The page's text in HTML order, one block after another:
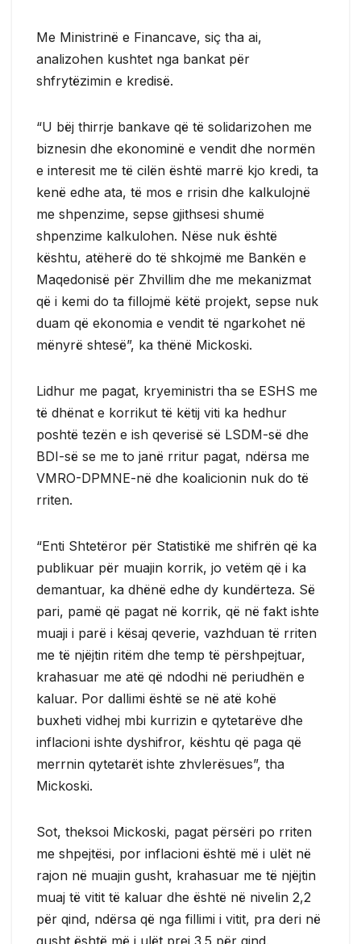
Me Ministrinë e Financave, siç tha ai,
analizohen kushtet nga bankat për
shfrytëzimin e kredisë.
“U bëj thirrje bankave që të solidarizohen me
biznesin dhe ekonominë e vendit dhe normën
e interesit me të cilën është marrë kjo kredi, ta
kenë edhe ata, të mos e rrisin dhe kalkulojnë
me shpenzime, sepse gjithsesi shumë
shpenzime kalkulohen. Nëse nuk është
kështu, atëherë do të shkojmë me Bankën e
Maqedonisë për Zhvillim dhe me mekanizmat
që i kemi do ta fillojmë këtë projekt, sepse nuk
duam që ekonomia e vendit të ngarkohet në
mënyrë shtesë”, ka thënë Mickoski.
Lidhur me pagat, kryeministri tha se ESHS me
të dhënat e korrikut të këtij viti ka hedhur
poshtë tezën e ish qeverisë së LSDM-së dhe
BDI-së se me to janë rritur pagat, ndërsa me
VMRO-DPMNE-në dhe koalicionin nuk do të
rriten.
“Enti Shtetëror për Statistikë me shifrën që ka
publikuar për muajin korrik, jo vetëm që i ka
demantuar, ka dhënë edhe dy kundërteza. Së
pari, pamë që pagat në korrik, që në fakt ishte
muaji i parë i kësaj qeverie, vazhduan të rriten
me të njëjtin ritëm dhe temp të përshpejtuar,
krahasuar me atë që ndodhi në periudhën e
kaluar. Por dallimi është se në atë kohë
buxheti vidhej mbi kurrizin e qytetarëve dhe
inflacioni ishte dyshifror, kështu që paga që
merrnin qytetarët ishte zhvlerësues”, tha
Mickoski.
Sot, theksoi Mickoski, pagat përsëri po rriten
me shpejtësi, por inflacioni është më i ulët në
rajon në muajin gusht, krahasuar me të njëjtin
muaj të vitit të kaluar dhe është në nivelin 2,2
për qind, ndërsa që nga fillimi i vitit, pra deri në
gusht është më i ulët prej 3.5 për qind.